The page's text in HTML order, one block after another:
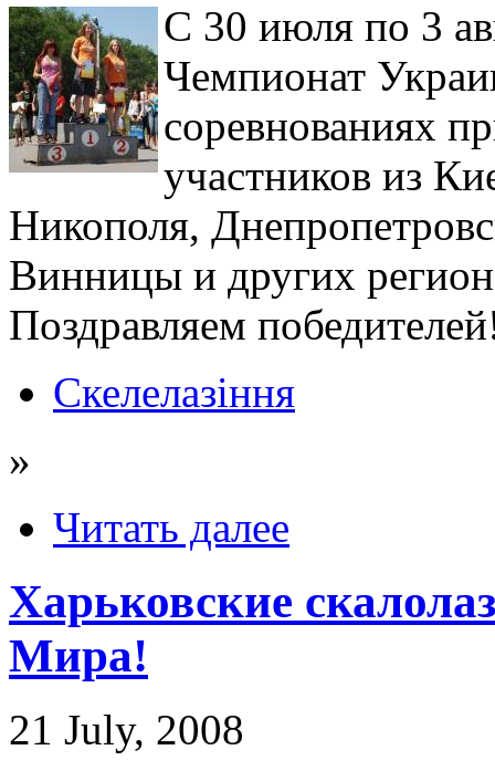
С 30 июля по 3
Чемпионат
соревнованиях
участников из
Никополя,
Винницы и других
Поздравляем
Скелелазіння
»
Читать далее
Харьковские
Мира!
21 July, 2008